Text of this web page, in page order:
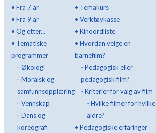
• Fra 7 år
• Fra 9 år
• Og etter...
• Tematiske
programmer
◦ Økologi
◦ Moralsk og
samfunnsopplæring
◦ Vennskap
◦ Dans og
koreografi
• Temakurs
• Verktøykasse
• Kinoordliste
• Hvordan velge en
barnefilm?
◦ Pedagogisk eller
pedagogisk film?
◦ Kriterier for valg av film
◦ Hvilke filmer for hvilke
aldre?
• Pedagogiske erfaringer